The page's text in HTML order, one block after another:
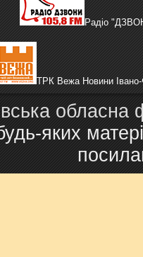
Радіо
ТРК Вежа Новини Івано-
обласна
яких